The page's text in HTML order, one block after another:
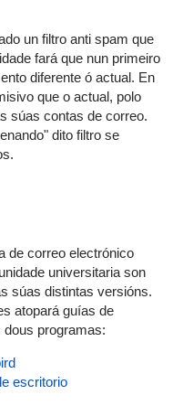
un filtro anti spam que
fará que nun primeiro
diferente ó actual. En
que o actual, polo
súas contas de correo.
dito filtro se
de correo electrónico
universitaria son
súas distintas versións.
atopará guías de
programas:
escritorio